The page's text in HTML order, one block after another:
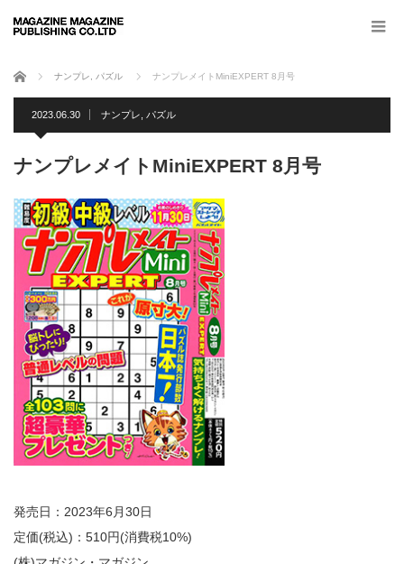
ホーム ナンプレ パズル ナンプレメイトMiniEXPERT 8月号
2023.06.30 ナンプレ パズル
ナンプレメイトMiniEXPERT 8月号
発売日：2023年6月30日
定価(税込)：510円(消費税10%)